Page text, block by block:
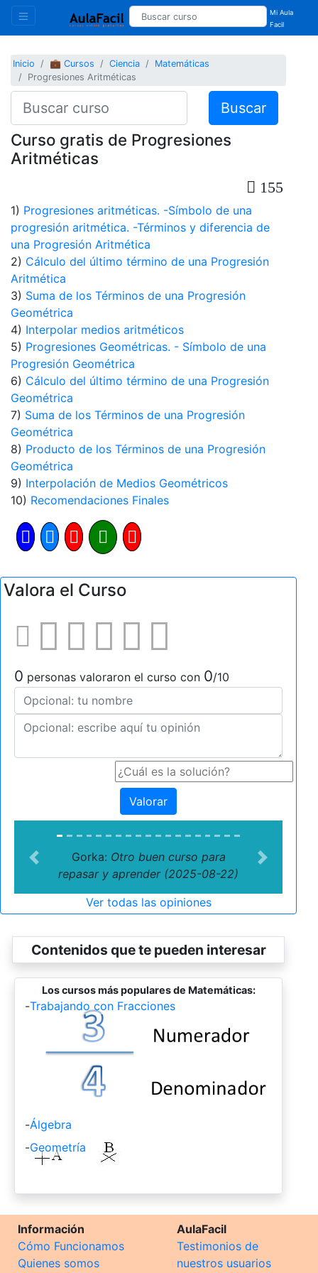
Mi Aula
Facil
Inicio 💼 Cursos Ciencia
Matemáticas
Progresiones Aritméticas
Buscar
Curso gratis de Progresiones
Aritméticas
155
1) Progresiones aritméticas. -Símbolo de una
progresión aritmética. -Términos y diferencia de
una Progresión Aritmética
2) Cálculo del último término de una Progresión
Aritmética
3) Suma de los Términos de una Progresión
Geométrica
4) Interpolar medios aritméticos
5) Progresiones Geométricas. - Símbolo de una
Progresión Geométrica
6) Cálculo del último término de una Progresión
Geométrica
7) Suma de los Términos de una Progresión
Geométrica
8) Producto de los Términos de una Progresión
Geométrica
9) Interpolación de Medios Geométricos
10) Recomendaciones Finales
Valora el Curso
0 personas valoraron el curso con 0/10
Valorar
Gorka: Otro buen curso para
repasar y aprender (2025-08-22)
Previous Next
Ver todas las opiniones
Contenidos que te pueden interesar
Los cursos más populares de Matemáticas:
-Trabajando con Fracciones
-Álgebra
-Geometría
Información
Cómo Funcionamos
Quienes somos
AulaFacil
Testimonios de
nuestros usuarios